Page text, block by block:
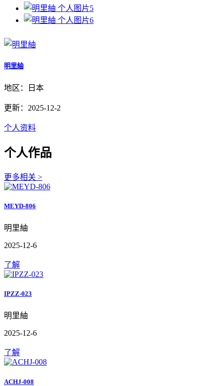
明里紬
地区：日本
更新：2025-12-2
个人资料
个人作品
更多相关 >
MEYD-806
明里紬
2025-12-6
了解
IPZZ-023
明里紬
2025-12-6
了解
ACHJ-008